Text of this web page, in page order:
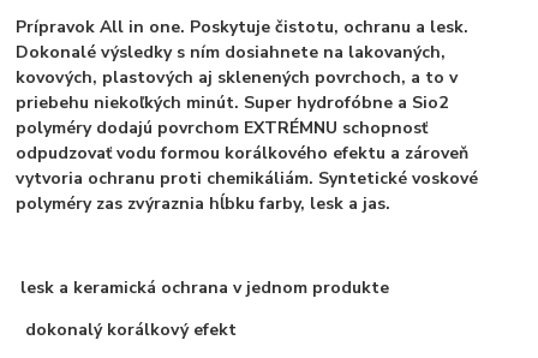
Prípravok All in one. Poskytuje čistotu, ochranu a lesk.
Dokonalé výsledky s ním dosiahnete na lakovaných,
kovových, plastových aj sklenených povrchoch, a to v
priebehu niekoľkých minút. Super hydrofóbne a Sio2
polyméry dodajú povrchom EXTRÉMNU schopnosť
odpudzovať vodu formou korálkového efektu a zároveň
vytvoria ochranu proti chemikáliám. Syntetické voskové
polyméry zas zvýraznia hĺbku farby, lesk a jas.
lesk a keramická ochrana v jednom produkte
dokonalý korálkový efekt